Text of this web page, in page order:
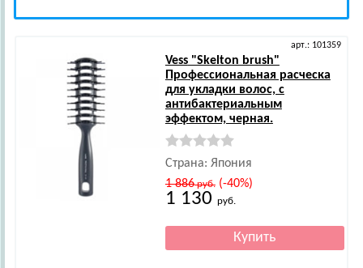
арт.: 101359
Vess"Skelton brush"
Профессиональная расческа
для укладки волос, с
антибактериальным
эффектом, черная.
Страна: Япония
1 886руб.(-40%)
1 130 руб.